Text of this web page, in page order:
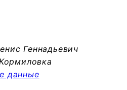
Геннадьевич
данные